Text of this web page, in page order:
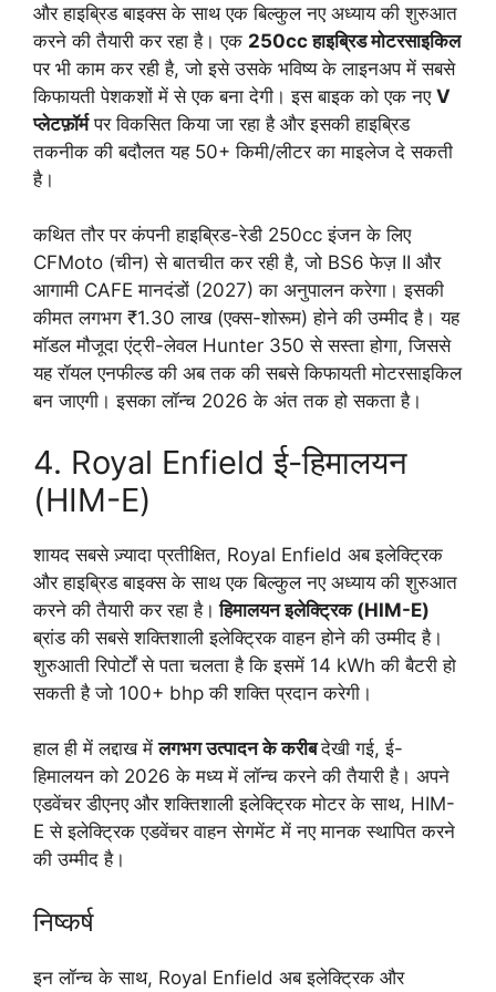
और हाइब्रिड बाइक्स के साथ एक बिल्कुल नए अध्याय की शुरुआत
करने की तैयारी कर रहा है। एक 250cc हाइब्रिड मोटरसाइकिल
पर भी काम कर रही है, जो इसे उसके भविष्य के लाइनअप में सबसे
किफायती पेशकशों में से एक बना देगी। इस बाइक को एक नए V
प्लेटफ़ॉर्मपर विकसित किया जा रहा है और इसकी हाइब्रिड
तकनीक की बदौलत यह 50+ किमी/लीटर का माइलेज दे सकती
है।
कथित तौर पर कंपनी हाइब्रिड-रेडी 250cc इंजन के लिए
CFMoto (चीन) से बातचीत कर रही है, जो BS6 फेज़ II और
आगामी CAFE मानदंडों (2027) का अनुपालन करेगा। इसकी
कीमत लगभग ₹1.30 लाख (एक्स-शोरूम) होने की उम्मीद है। यह
मॉडल मौजूदा एंट्री-लेवल Hunter 350 से सस्ता होगा, जिससे
यह रॉयल एनफील्ड की अब तक की सबसे किफायती मोटरसाइकिल
बन जाएगी। इसका लॉन्च 2026 के अंत तक हो सकता है।
4. Royal Enfield ई-हिमालयन
(HIM-E)
शायद सबसे ज़्यादा प्रतीक्षित, Royal Enfield अब इलेक्ट्रिक
और हाइब्रिड बाइक्स के साथ एक बिल्कुल नए अध्याय की शुरुआत
करने की तैयारी कर रहा है। हिमालयन इलेक्ट्रिक (HIM-E)
ब्रांड की सबसे शक्तिशाली इलेक्ट्रिक वाहन होने की उम्मीद है।
शुरुआती रिपोर्टों से पता चलता है कि इसमें 14 kWh की बैटरी हो
सकती है जो 100+ bhp की शक्ति प्रदान करेगी।
हाल ही में लद्दाख मेंलगभग उत्पादन के करीबदेखी गई, ई-
हिमालयन को 2026 के मध्य में लॉन्च करने की तैयारी है। अपने
एडवेंचर डीएनए और शक्तिशाली इलेक्ट्रिक मोटर के साथ, HIM-
E से इलेक्ट्रिक एडवेंचर वाहन सेगमेंट में नए मानक स्थापित करने
की उम्मीद है।
निष्कर्ष
इन लॉन्च के साथ, Royal Enfield अब इलेक्ट्रिक और